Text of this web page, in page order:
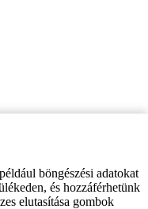
böngészési adatokat
és hozzáférhetünk
elutasítása gombok